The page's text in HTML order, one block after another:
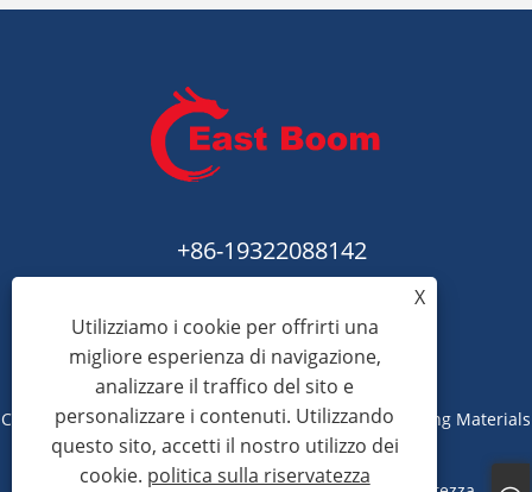
+86-19322088142
steven@eastboompipes.com
Copyright © 2025 Hebei Xiong'an East Boom Engineering Materials
Trade Co., Ltd. Tutti i diritti riservati.
X
Utilizziamo i cookie per offrirti una
migliore esperienza di navigazione,
analizzare il traffico del sito e
personalizzare i contenuti. Utilizzando
questo sito, accetti il ​​nostro utilizzo dei
cookie. politica sulla riservatezza